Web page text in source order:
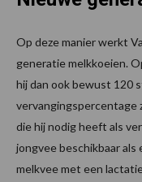
Op deze manier werkt
generatie melkkoeien.
hij dan ook bewust 120
vervangingspercentage
die hij nodig heeft als
jongvee beschikbaar als
melkvee met een